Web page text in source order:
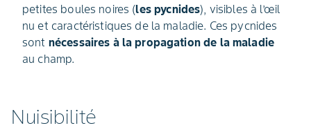
petites boules noires (les pycnides), visibles à l’œil
nu et caractéristiques de la maladie. Ces pycnides
sont nécessaires à la propagation de la maladie
au champ.
Nuisibilité